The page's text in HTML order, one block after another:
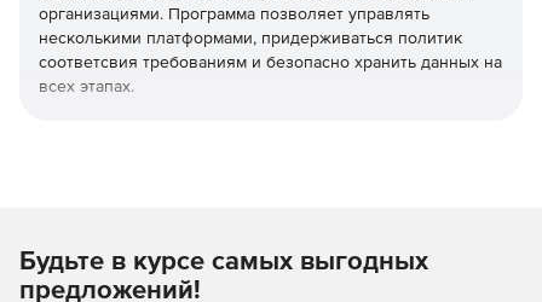
организациями. Программа позволяет управлять
несколькими платформами, придерживаться политик
соответсвия требованиям и безопасно хранить данных на
всех этапах.
Специальные способы регистрации для BYOD.
Будьте в курсе самых выгодных
предложений!